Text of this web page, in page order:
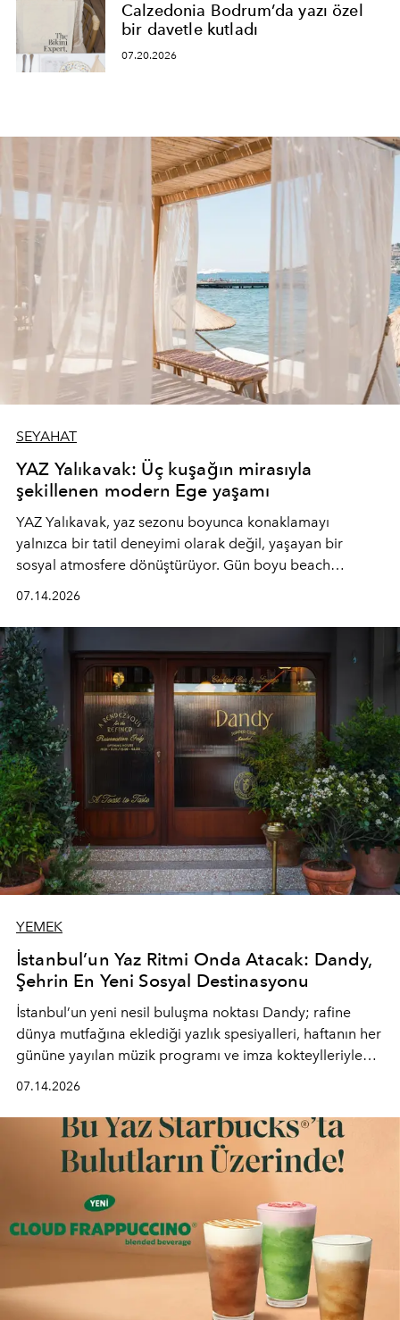
Calzedonia Bodrum’da yazı özel
bir davetle kutladı
07.20.2026
SEYAHAT
YAZ Yalıkavak: Üç kuşağın mirasıyla
şekillenen modern Ege yaşamı
YAZ Yalıkavak, yaz sezonu boyunca konaklamayı
yalnızca bir tatil deneyimi olarak değil, yaşayan bir
sosyal atmosfere dönüştürüyor. Gün boyu beach
mutfağını modern dokunuşlarla müzikle buluşturan
tematik gastronomi geceleri misafirlerle buluşuyor.
Paylaşıma, lezzete ve müziğe odaklanan bu özel
akşamlar, YAZ’ın sade lüks anlayışını gün batımından
geceye taşıyarak her hafta farklı bir deneyim sunuyor.
07.14.2026
YEMEK
İstanbul’un Yaz Ritmi Onda Atacak: Dandy,
Şehrin En Yeni Sosyal Destinasyonu
İstanbul’un yeni nesil buluşma noktası Dandy; rafine
dünya mutfağına eklediği yazlık spesiyalleri, haftanın her
gününe yayılan müzik programı ve imza kokteylleriyle
lüks" anlayışıyla buluşturan mekan; gurme lezzetleri, iyi
müziği ve açık havadaki özel puro alanını tek bir çatı
altında sunuyor.
07.14.2026